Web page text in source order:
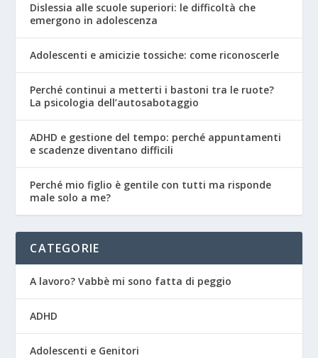
Dislessia alle scuole superiori: le difficoltà che
emergono in adolescenza
Adolescenti e amicizie tossiche: come riconoscerle
Perché continui a metterti i bastoni tra le ruote?
La psicologia dell’autosabotaggio
ADHD e gestione del tempo: perché appuntamenti
e scadenze diventano difficili
Perché mio figlio è gentile con tutti ma risponde
male solo a me?
CATEGORIE
A lavoro? Vabbè mi sono fatta di peggio
ADHD
Adolescenti e Genitori